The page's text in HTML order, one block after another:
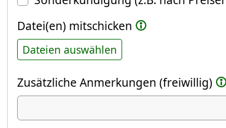
Datei(en) mitschicken
Dateien auswählen
Zusätzliche Anmerkungen (freiwillig)